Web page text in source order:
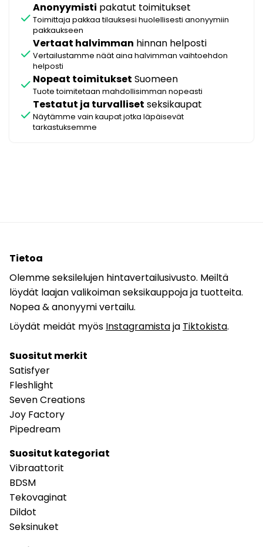
check
Anonyymisti pakatut toimitukset
Toimittaja pakkaa tilauksesi huolellisesti anonyymiin
pakkaukseen
check
Vertaat halvimman hinnan helposti
Vertailustamme näät aina halvimman vaihtoehdon
helposti
check Nopeat toimitukset Suomeen
Tuote toimitetaan mahdollisimman nopeasti
check
Testatut ja turvalliset seksikaupat
Näytämme vain kaupat jotka läpäisevät
tarkastuksemme
Tietoa
Olemme seksilelujen hintavertailusivusto. Meiltä
löydät laajan valikoiman seksikauppoja ja tuotteita.
Nopea & anonyymi vertailu.
Löydät meidät myös Instagramistaja Tiktokista.
Suositut merkit
Satisfyer
Fleshlight
Seven Creations
Joy Factory
Pipedream
Suositut kategoriat
Vibraattorit
BDSM
Tekovaginat
Dildot
Seksinuket